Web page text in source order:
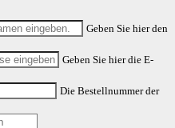
Geben Sie hier den
Geben Sie hier die E-
Die Bestellnummer der